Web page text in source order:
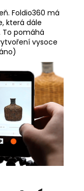
Foldio360 má
která dále
To pomáhá
vysoce